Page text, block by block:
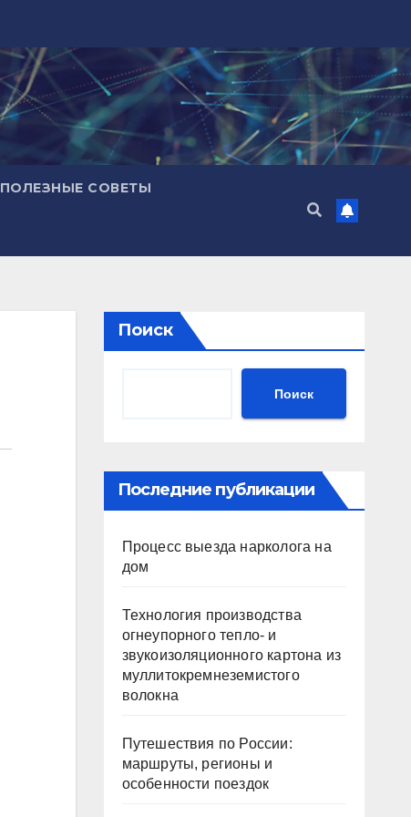
ПОЛЕЗНЫЕ СОВЕТЫ
Поиск
Поиск
Последние публикации
Процесс выезда нарколога на
дом
Технология производства
огнеупорного тепло- и
звукоизоляционного картона из
муллитокремнеземистого
волокна
Путешествия по России:
маршруты, регионы и
особенности поездок